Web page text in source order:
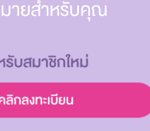
มายสำหรับคุณ